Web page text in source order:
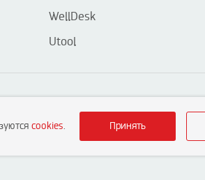
WellDesk
Utool
cookies. Принять